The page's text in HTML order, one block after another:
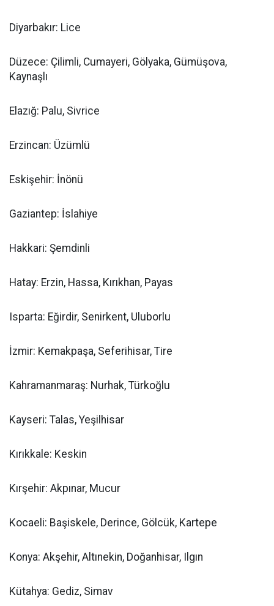
Diyarbakır: Lice
Düzece: Çilimli, Cumayeri, Gölyaka, Gümüşova,
Kaynaşlı
Elazığ: Palu, Sivrice
Erzincan: Üzümlü
Eskişehir: İnönü
Gaziantep: İslahiye
Hakkari: Şemdinli
Hatay: Erzin, Hassa, Kırıkhan, Payas
Isparta: Eğirdir, Senirkent, Uluborlu
İzmir: Kemakpaşa, Seferihisar, Tire
Kahramanmaraş: Nurhak, Türkoğlu
Kayseri: Talas, Yeşilhisar
Kırıkkale: Keskin
Kırşehir: Akpınar, Mucur
Kocaeli: Başiskele, Derince, Gölcük, Kartepe
Konya: Akşehir, Altınekin, Doğanhisar, Ilgın
Kütahya: Gediz, Simav